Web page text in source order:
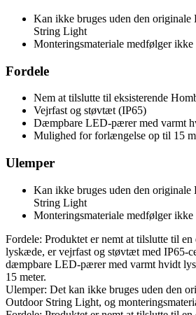
Kan ikke bruges uden den
String Light
Monteringsmateriale medfølger ikke
Fordele
Nem at tilslutte til eksisterende
Vejrfast og støvtæt (IP65)
Dæmpbare LED-pærer med varmt
Mulighed for forlængelse op til 15
Ulemper
Kan ikke bruges uden den
String Light
Monteringsmateriale medfølger ikke
Fordele: Produktet er nemt at tilslutte til
lyskæde, er vejrfast og støvtæt med IP65-
dæmpbare LED-pærer med varmt hvidt
15 meter.
Ulemper: Det kan ikke bruges uden den
Outdoor String Light, og